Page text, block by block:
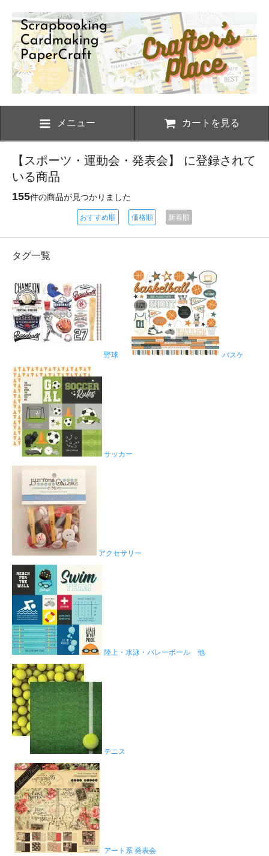
メニュー カートを見る
【スポーツ・運動会・発表会】 に登録されて
いる商品
155件の商品が見つかりました
おすすめ順 価格順 新着順
タグ一覧
野球 バスケ
サッカー
アクセサリー
陸上・水泳・バレーボール 他
テニス
アート系 発表会